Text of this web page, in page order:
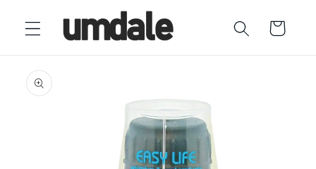
directamente
al contenido
Carrito
a la
información